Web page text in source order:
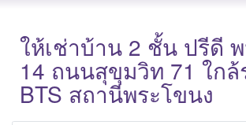
r
:
ให้เช่าบ้าน 2 ชั้น ปรีดี
14 ถนนสุขุมวิท 71 ใก
BTS สถานีพระโขนง